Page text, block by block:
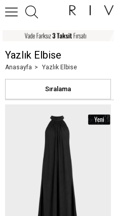
Yazlık Elbise
Anasayfa Yazlık Elbise
Sıralama